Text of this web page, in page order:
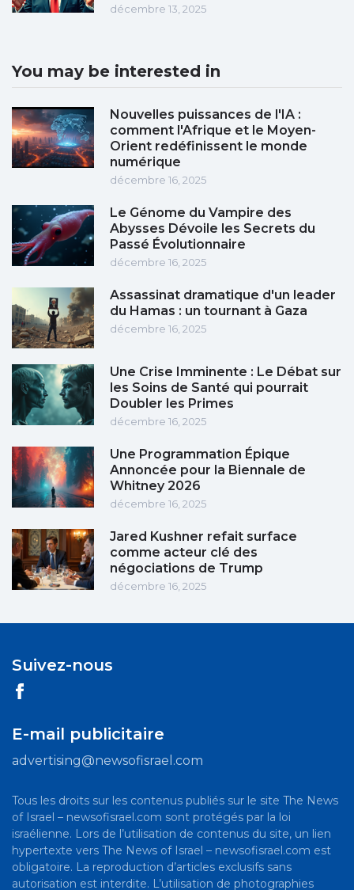
décembre 13, 2025
You may be interested in
Nouvelles puissances de l'IA :
comment l'Afrique et le Moyen-
Orient redéfinissent le monde
numérique
décembre 16, 2025
Le Génome du Vampire des
Abysses Dévoile les Secrets du
Passé Évolutionnaire
décembre 16, 2025
Assassinat dramatique d'un leader
du Hamas : un tournant à Gaza
décembre 16, 2025
Une Crise Imminente : Le Débat sur
les Soins de Santé qui pourrait
Doubler les Primes
décembre 16, 2025
Une Programmation Épique
Annoncée pour la Biennale de
Whitney 2026
décembre 16, 2025
Jared Kushner refait surface
comme acteur clé des
négociations de Trump
décembre 16, 2025
Suivez-nous
E-mail publicitaire
advertising@newsofisrael.com
Tous les droits sur les contenus publiés sur le site The News
of Israel – newsofisrael.com sont protégés par la loi
israélienne. Lors de l’utilisation de contenus du site, un lien
hypertexte vers The News of Israel – newsofisrael.com est
obligatoire. La reproduction d’articles exclusifs sans
autorisation est interdite. L’utilisation de photographies